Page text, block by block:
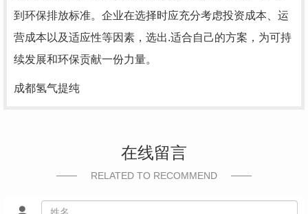
到环保排放标准。企业在选择时应充分考虑投资成本、运
营成本以及适应性等因素，选出.适合自己的方案，为可持
续发展和环保贡献一份力量。
成都氢气提纯
在线留言
RELATED TO RECOMMEND